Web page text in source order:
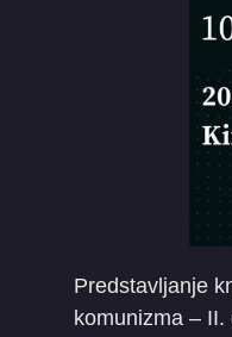
Predstavljanje
komunizma –